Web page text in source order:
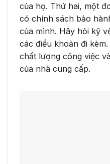
của họ. Thứ hai, một
có chính sách bảo
của mình. Hãy hỏi kỹ
các điều khoản đi
chất lượng công việc
của nhà cung cấp.